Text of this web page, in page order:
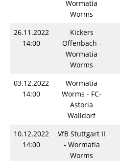
Wormatia
Worms
26.11.2022
14:00
Kickers
Offenbach -
Wormatia
Worms
03.12.2022
14:00
Wormatia
Worms - FC-
Astoria
Walldorf
10.12.2022
14:00
VfB Stuttgart II
- Wormatia
Worms